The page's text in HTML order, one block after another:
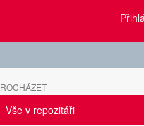
Vše v repozitáři